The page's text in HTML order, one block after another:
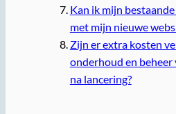
Kan ik mijn
met mijn nieuwe
Zijn er extra kosten
onderhoud en
na lancering?